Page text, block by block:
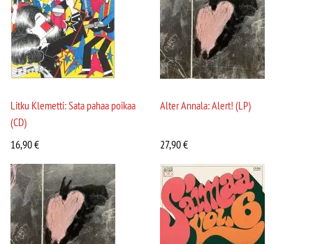
Litku Klemetti: Sata pahaa poikaa
(CD)
16,90€
Alter Annala: Alert! (LP)
27,90€